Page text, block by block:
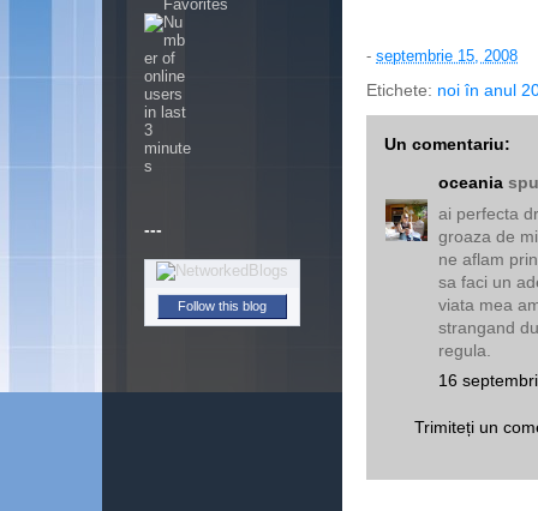
- septembrie 15, 2008
Etichete: noi în anul
Un comentariu:
oceania
ai perfecta
groaza de
ne aflam
sa faci un
viata mea
strangand
regula.
16
Trimiteți un
---
Follow this blog